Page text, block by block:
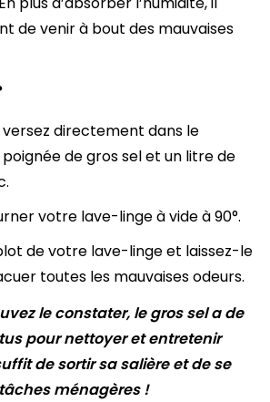
de venir à bout des mauvaises
versez directement dans le
de gros sel et un litre de
votre lave-linge à vide à 90°.
de votre lave-linge et laissez-le
toutes les mauvaises odeurs.
le constater, le gros sel a de
pour nettoyer et entretenir
de sortir sa salière et de se
ménagères !